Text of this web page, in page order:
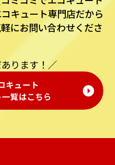
キュート専⾨店だから
にお問い合わせくださ
ります！／
キュート
覧はこちら